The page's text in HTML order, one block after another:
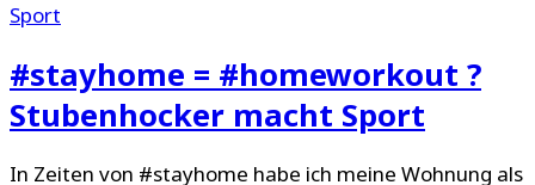
Sport
#stayhome = #homeworkout ?
Stubenhocker macht Sport
In Zeiten von #stayhome habe ich meine Wohnung als